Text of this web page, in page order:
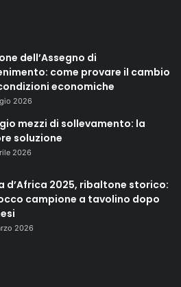
dell’Assegno di
come provare il cambio
economiche
2026
mezzi di sollevamento: la
soluzione
2026
d’Africa 2025, ribaltone storico:
campione a tavolino dopo
2026